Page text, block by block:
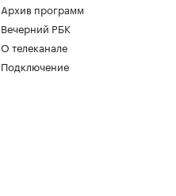
Архив программ
Вечерний РБК
О телеканале
Подключение